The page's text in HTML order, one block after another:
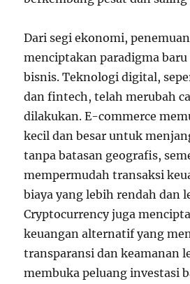
Dari segi ekonomi,
menciptakan paradigma
bisnis. Teknologi digital,
dan fintech, telah merubah
dilakukan. E-commerce
kecil dan besar untuk
tanpa batasan geografis,
mempermudah transaksi
biaya yang lebih rendah dan
Cryptocurrency juga
keuangan alternatif yang
transparansi dan keamanan
membuka peluang investasi